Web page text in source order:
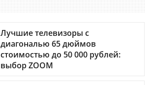
Лучшие телевизоры с
диагональю 65 дюймов
стоимостью до 50 000 рублей:
выбор ZOOM